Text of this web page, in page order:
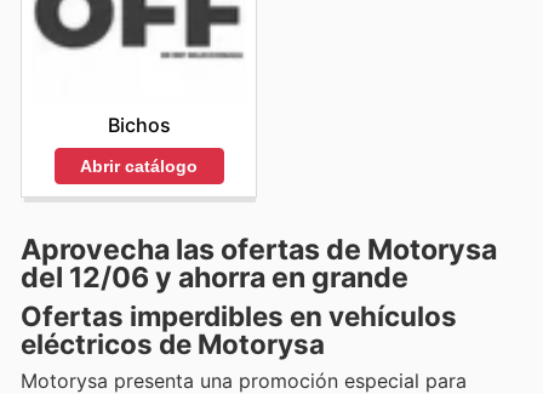
Bichos
Abrir catálogo
Aprovecha las ofertas de Motorysa
del 12/06 y ahorra en grande
Ofertas imperdibles en vehículos
eléctricos de Motorysa
Motorysa presenta una promoción especial para